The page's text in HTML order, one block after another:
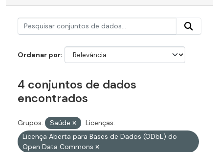
Ordenar por
4 conjuntos de dados
encontrados
Grupos: Saúde
Licenças:
Licença Aberta para Bases de Dados (ODbL) do
Open Data Commons